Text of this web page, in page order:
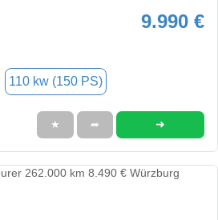
9.990 €
110 kw (150 PS)
★ ➦ ➜